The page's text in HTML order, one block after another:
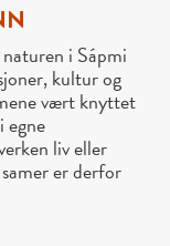
i Sápmi
kultur og
vært knyttet
egne
liv eller
er derfor